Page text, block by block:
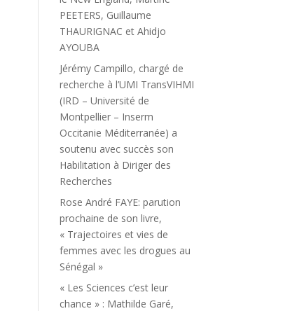
PEETERS, Guillaume
THAURIGNAC et Ahidjo
AYOUBA
Jérémy Campillo, chargé de
recherche à l’UMI TransVIHMI
(IRD – Université de
Montpellier – Inserm
Occitanie Méditerranée) a
soutenu avec succès son
Habilitation à Diriger des
Recherches
Rose André FAYE: parution
prochaine de son livre,
« Trajectoires et vies de
femmes avec les drogues au
Sénégal »
« Les Sciences c’est leur
chance » : Mathilde Garé,